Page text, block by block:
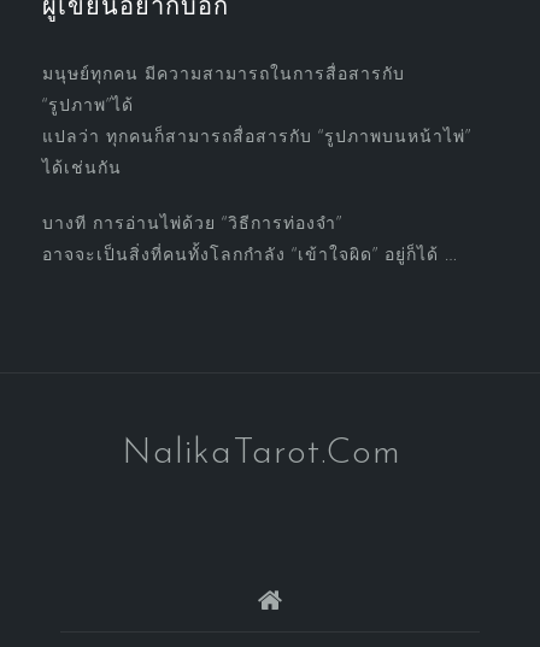
ผู้เขียนอยากบอก
มนุษย์ทุกคน มีความสามารถในการสื่อสารกับ
“รูปภาพ”ได้
แปลว่า ทุกคนก็สามารถสื่อสารกับ “รูปภาพบนหน้าไพ่”
ได้เช่นกัน
บางที การอ่านไพ่ด้วย “วิธีการท่องจำ”
อาจจะเป็นสิ่งที่คนทั้งโลกกำลัง “เข้าใจผิด” อยู่ก็ได้ …
NalikaTarot.Com